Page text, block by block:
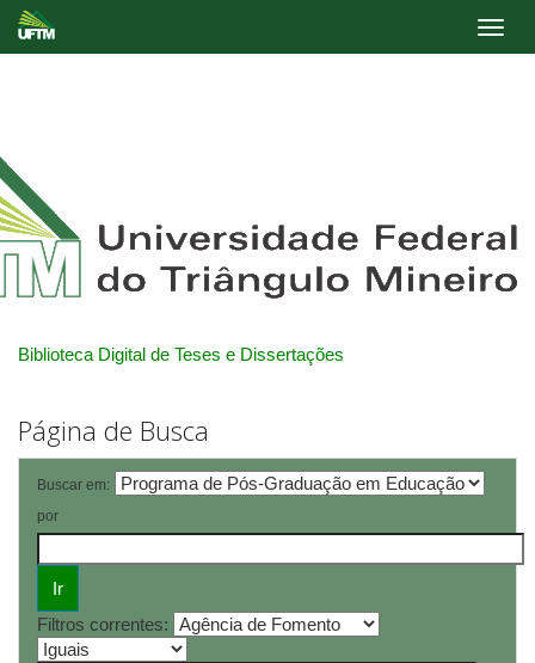
Biblioteca Digital de Teses e Dissertações
Página de Busca
Buscar em:
por
Filtros correntes: